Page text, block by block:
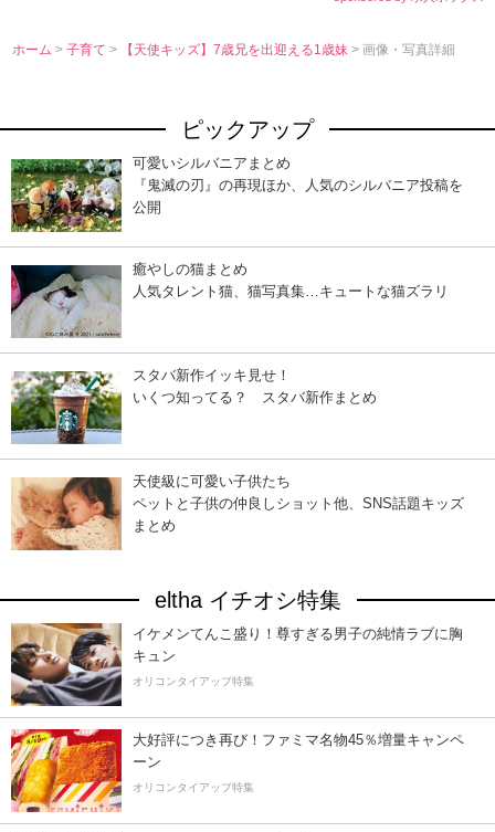
ホーム >子育て> 【天使キッズ】7歳兄を出迎える1歳妹> 画像・写真詳細
ピックアップ
可愛いシルバニアまとめ
『鬼滅の刃』の再現ほか、人気のシルバニア投稿を
公開
癒やしの猫まとめ
人気タレント猫、猫写真集…キュートな猫ズラリ
スタバ新作イッキ見せ！
いくつ知ってる？ スタバ新作まとめ
天使級に可愛い子供たち
ペットと子供の仲良しショット他、SNS話題キッズ
まとめ
eltha イチオシ特集
イケメンてんこ盛り！尊すぎる男子の純情ラブに胸
キュン
オリコンタイアップ特集
大好評につき再び！ファミマ名物45％増量キャンペ
ーン
オリコンタイアップ特集